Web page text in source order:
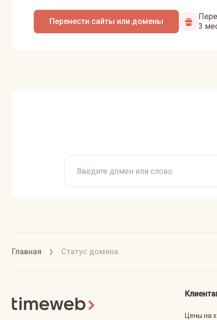
Перенести сайты или домены
3
Главная Статус домена
Цены на